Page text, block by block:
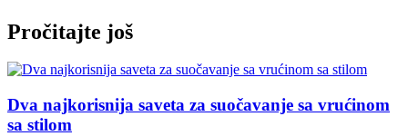
Pročitajte još
Dva najkorisnija saveta za suočavanje sa vrućinom
sa stilom